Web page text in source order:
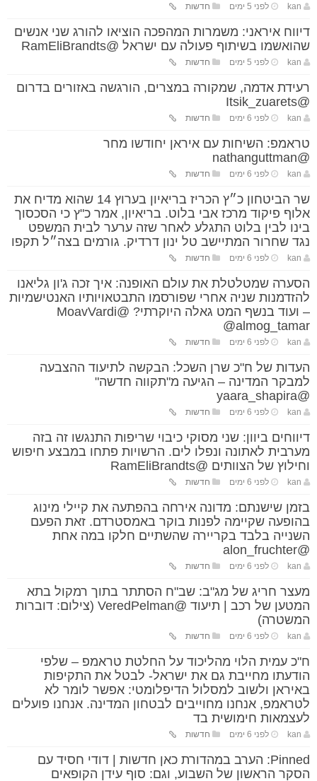
kan לפני 5 ימים חדשות
דיווח איראני: משמרות המהפכה הוציאו להורג שני אנשים
שהואשמו בשיתוף פעולה עם ישראל @RamEliBrandts
kan לפני 5 ימים חדשות
רעידת אדמה, שמקורה במצרים, הורגשה באזורים בדרום
@Itsik_zuarets
kan לפני 6 ימים חדשות
טראמפ: השיחות עם איראן יחודשו מחר
@nathanguttman
kan לפני 6 ימים חדשות
שר הביטחון כ״ץ הכריז בריאיון בערוץ 14 שהוא מדיח את
אלוף פיקוד מרכז אבי בלוט. בריאיון, אמר כ"ץ כי הסכסוך
בינו לבין בלוט התגלע לאחר שזה ערער לבית המשפט
נגד שחרור המתיישב טל ינון דרדיק. גורמים בצה״ל תקפו
kan לפני 6 ימים חדשות
הסערה שמטלטלת את עולם האופנה: איך זכה ג'ון גליאנו
להזדמנות שניה אחרי שפורסמו התבטאויותיו האנטישמיות
– ועוד בנשף המט גאלה היוקרתי? @MoavVardi
@almog_tamar
kan לפני 6 ימים חדשות
העדות של ח"כ שרן השכל: הבקשה לתיעוד ההצבעה
למבקר המדינה – הגיעה מ"תקווה חדשה"
@yaara_shapira
kan לפני 6 ימים חדשות
דיווחים ביוון: שני מסוקי כיבוי שריפות התנגשו זה בזה
מערבית לאתונה ונפלו לים. הרשויות פתחו במבצע חיפוש
וחילוץ של הצוותים @RamEliBrandts
kan לפני 6 ימים חדשות
בזמן שישנתם: מדונה אירחה בהפתעה את קיילי מינוג
בהופעה שקיימה לפנות בוקר באמסטרדם. זאת הפעם
השנייה בלבד בקריירה שהשתיים חלקו במה אחת
@alon_fruchter
kan לפני 6 ימים חדשות
מעצר חריג של מג"ב: שב"ח הסתתר בתוך רמקול בתא
המטען של רכב | תיעוד @VeredPelman (צילום: דוברות
המשטרה)
kan לפני 6 ימים חדשות
ח"כ עמית הלוי מהליכוד על החלטת טראמפ – שלפי
הודעתו מחייבת גם את ישראל- לבטל את התקיפות
באיראן ולשוב למסלול הדיפלומטי: אפשר לומר לא
לטראמפ, אנחנו מחוייבים לבטחון המדינה. אנחנו פועלים
לעצמאות חימושית בד
kan לפני 6 ימים חדשות
Pinned: הערב במהדורת כאן חדשות | דודי חסיד עם
הסקר הראשון של השבוע, וגם: סוף עידן הקופאים